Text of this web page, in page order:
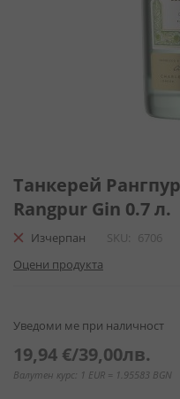
към
началото
на
галерия
снимки
Танкерей
Rangpur Gin 0.7 л.
Изчерпан SKU
6706
Оцени продукта
Уведоми ме при наличност
19,94 €/39,00лв.
Валутен курс: 1 EUR = 1.95583 BGN